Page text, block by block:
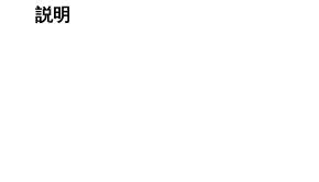
説明